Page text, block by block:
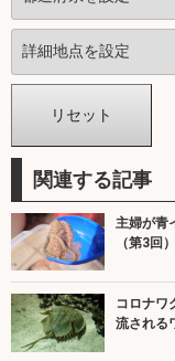
関連する記事
主婦が青
（第3回）
コロナワ
流される